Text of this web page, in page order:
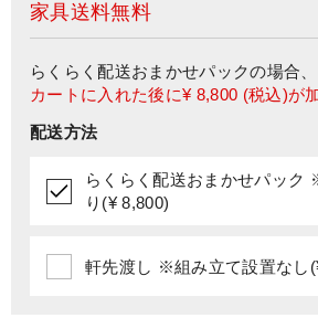
家具送料無料
らくらく配送おまかせパックの場合、
カートに入れた後に¥ 8,800 (税込)が
配送方法
らくらく配送おまかせパック
り(¥ 8,800)
軒先渡し ※組み立て設置なし